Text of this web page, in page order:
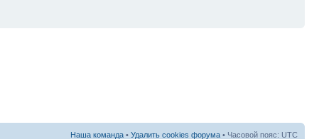
Наша команда • Удалить cookies форума • Часовой пояс: UTC